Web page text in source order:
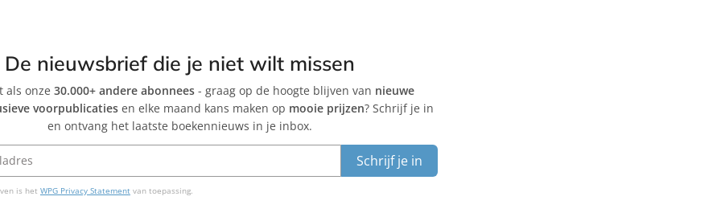
De nieuwsbrief die je niet wilt missen
als onze30.000+ andere abonnees - graag op de hoogte blijven van nieuwe
voorpublicaties en elke maand kans maken op mooie prijzen? Schrijf je in
en ontvang het laatste boekennieuws in je inbox.
Schrijf je in
is het WPG Privacy Statementvan toepassing.